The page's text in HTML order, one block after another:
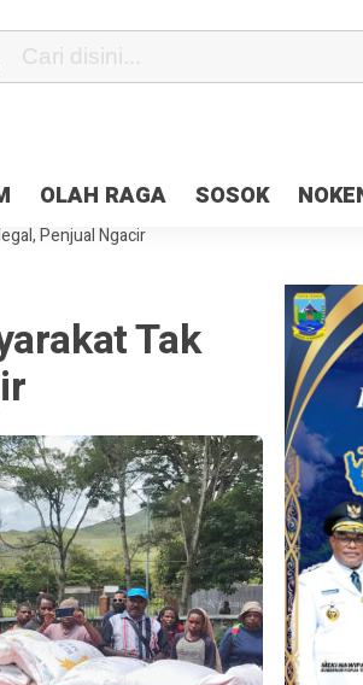
OLAH RAGA SOSOK
Pesan Sejuk Polri di Deklarasi Pemilu
Jayapura Cair 10 Persen, Deposit Kas
Penjual Ngacir
Tak